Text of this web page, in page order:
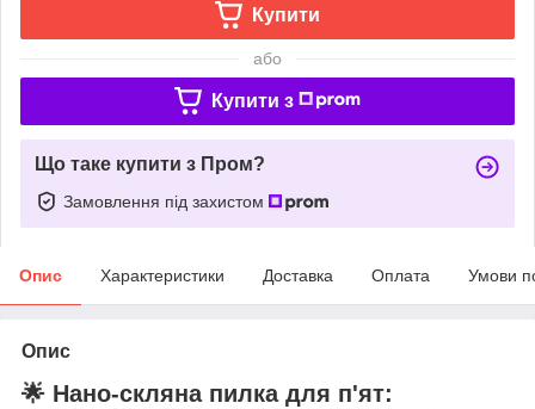
Купити
або
Купити з
Що таке купити з Пром?
Замовлення під захистом
Опис Характеристики Доставка Оплата Умови
Опис
🌟 Нано-скляна пилка для п'ят: